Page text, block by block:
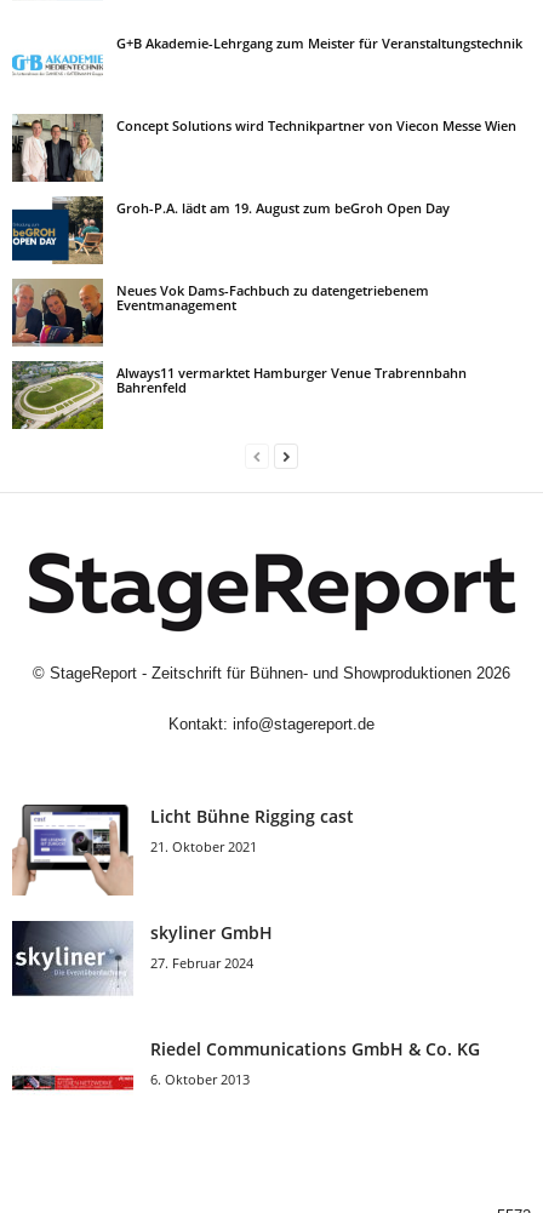
G+B Akademie-Lehrgang zum Meister für Veranstaltungstechnik
Concept Solutions wird Technikpartner von Viecon Messe Wien
Groh-P.A. lädt am 19. August zum beGroh Open Day
Neues Vok Dams-Fachbuch zu datengetriebenem
Eventmanagement
Always11 vermarktet Hamburger Venue Trabrennbahn
Bahrenfeld
© StageReport - Zeitschrift für Bühnen- und Showproduktionen 2026
Kontakt: info@stagereport.de
Licht Bühne Rigging cast
21. Oktober 2021
skyliner GmbH
27. Februar 2024
Riedel Communica­tions GmbH & Co. KG
6. Oktober 2013